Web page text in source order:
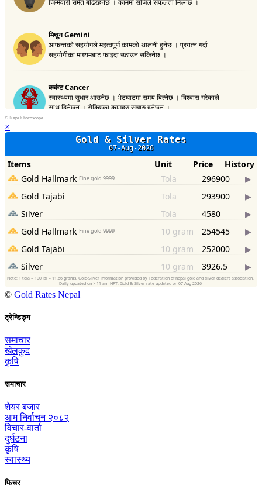
© Nepali horoscope
×
© Gold Rates Nepal
ट्रेन्डिङ्ग
समाचार
खेलकुद
कृषि
समाचार
शेयर बजार
आम निर्वाचन २०८२
विचार-वार्ता
दुर्घटना
कृषि
स्वास्थ्य
फिचर